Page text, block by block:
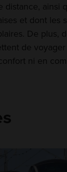
distance, ainsi
et dont
De plus,
de
ni en